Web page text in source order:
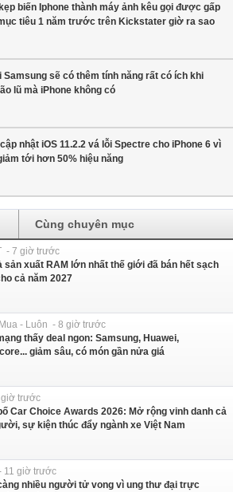
biến Iphone thành máy ảnh kêu gọi được gấp
tiêu 1 năm trước trên Kickstater giờ ra sao
Samsung sẽ có thêm tính năng rất có ích khi
lũ mà iPhone không có
nhật iOS 11.2.2 vá lỗi Spectre cho iPhone 6 vì
tới hơn 50% hiệu năng
Cùng chuyên mục
- 7 giờ trước
sản xuất RAM lớn nhất thế giới đã bán hết sạch
cả năm 2027
- Luôn - 8 giờ trước
thấy deal ngon: Samsung, Huawei,
giảm sâu, có món gần nửa giá
trước
Car Choice Awards 2026: Mở rộng vinh danh cả
sự kiện thúc đẩy ngành xe Việt Nam
11 giờ trước
nhiều người tử vong vì ung thư đại trực